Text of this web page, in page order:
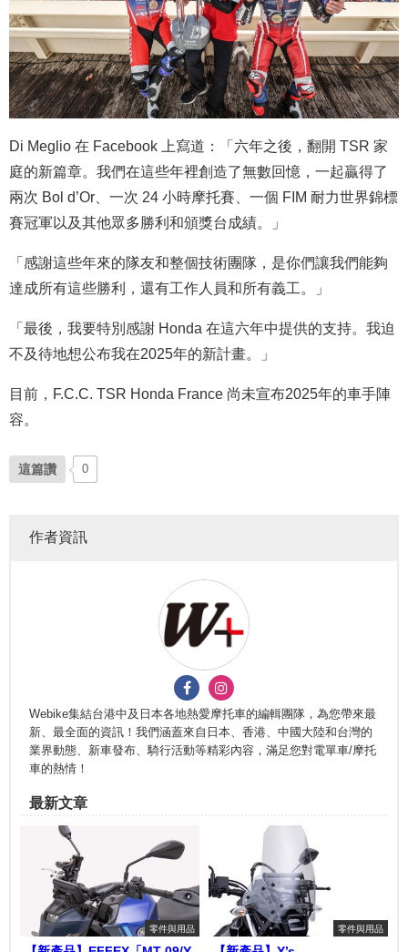
Di Meglio 在 Facebook 上寫道：「六年之後，翻開 TSR 家
庭的新篇章。我們在這些年裡創造了無數回憶，一起贏得了
兩次 Bol d’Or、一次 24 小時摩托賽、一個 FIM 耐力世界錦標
賽冠軍以及其他眾多勝利和頒獎台成績。」
「感謝這些年來的隊友和整個技術團隊，是你們讓我們能夠
達成所有這些勝利，還有工作人員和所有義工。」
「最後，我要特別感謝 Honda 在這六年中提供的支持。我迫
不及待地想公布我在2025年的新計畫。」
目前，F.C.C. TSR Honda France 尚未宣布2025年的車手陣
容。
這篇讚 0
作者資訊
Webike集結台港中及日本各地熱愛摩托車的編輯團隊，為您帶來最
新、最全面的資訊！我們涵蓋來自日本、香港、中國大陸和台灣的
業界動態、新車發布、騎行活動等精彩內容，滿足您對電單車/摩托
車的熱情！
最新文章
零件與用品 零件與用品